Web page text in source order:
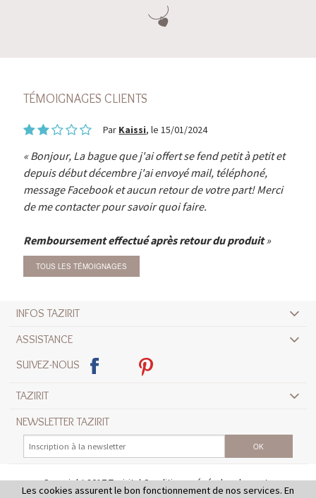
TÉMOIGNAGES CLIENTS
Par Kaissi, le 15/01/2024
Bonjour, La bague que j'ai offert se fend petit à petit et
depuis début décembre j'ai envoyé mail, téléphoné,
message Facebook et aucun retour de votre part! Merci
de me contacter pour savoir quoi faire.
Remboursement effectué après retour du produit
TOUS LES TÉMOIGNAGES
INFOS TAZIRIT
ASSISTANCE
SUIVEZ-NOUS
TAZIRIT
NEWSLETTER TAZIRIT
Copyright 2017 Tazirit
Conditions générales de vente
Les cookies assurent le bon fonctionnement de nos services. En